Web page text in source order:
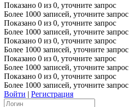
Показано 0 из 0, уточните запрос
Более 1000 записей, уточните запрос
Показано 0 из 0, уточните запрос
Более 1000 записей, уточните запрос
Показано 0 из 0, уточните запрос
Более 1000 записей, уточните запрос
Показано 0 из 0, уточните запрос
Более 1000 записей, уточните запрос
Показано 0 из 0, уточните запрос
Более 1000 записей, уточните запрос
Войти | Регистрация